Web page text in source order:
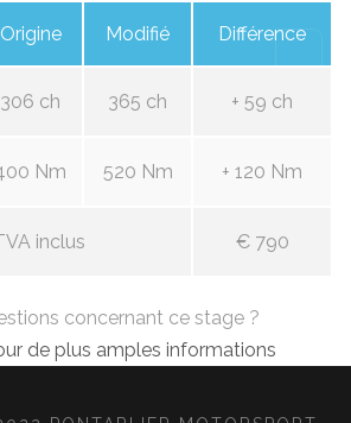
Origine Modifié Différence
306 ch 365 ch + 59 ch
Nm 520 Nm + 120 Nm
inclus € 790
concernant ce stage ?
de plus amples informations